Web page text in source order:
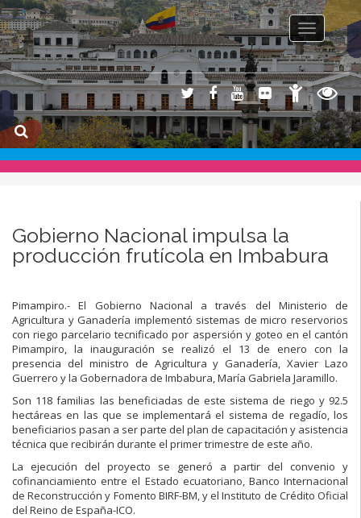
Toggle
Gobierno Nacional impulsa la
producción frutícola en Imbabura
Pimampiro.- El Gobierno Nacional a través del Ministerio de
Agricultura y Ganadería implementó sistemas de micro reservorios
con riego parcelario tecnificado por aspersión y goteo en el cantón
Pimampiro, la inauguración se realizó el 13 de enero con la
presencia del ministro de Agricultura y Ganadería, Xavier Lazo
Guerrero y la Gobernadora de Imbabura, María Gabriela Jaramillo.
Son 118 familias las beneficiadas de este sistema de riego y 92.5
hectáreas en las que se implementará el sistema de regadío, los
beneficiarios pasan a ser parte del plan de capacitación y asistencia
técnica que recibirán durante el primer trimestre de este año.
La ejecución del proyecto se generó a partir del convenio y
cofinanciamiento entre el Estado ecuatoriano, Banco Internacional
de Reconstrucción y Fomento BIRF-BM, y el Instituto de Crédito Oficial
del Reino de España-ICO.